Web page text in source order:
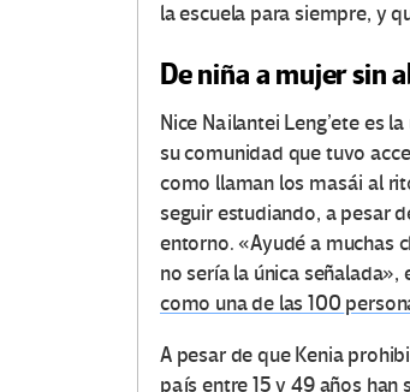
la escuela para siempre, y
De niña a mujer sin
Nice Nailantei Leng’ete es
su comunidad que tuvo
como llaman los masái al
seguir estudiando, a pesar
entorno. «Ayudé a muchas
no sería la única
como una de las 100
A pesar de que Kenia
país entre 15 y 49 años